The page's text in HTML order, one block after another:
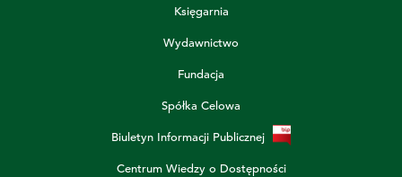
Księgarnia
Wydawnictwo
Fundacja
Spółka Celowa
Biuletyn Informacji Publicznej
Centrum Wiedzy o Dostępności